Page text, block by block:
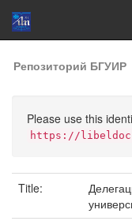
Skip
navigation
Репозиторий БГУИР
Please use this
https://
Title: